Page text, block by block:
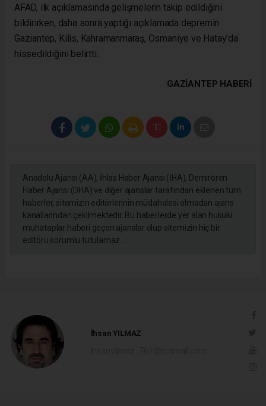
AFAD, ilk açıklamasında gelişmelerin takip edildiğini
bildirirken, daha sonra yaptığı açıklamada depremin
Gaziantep, Kilis, Kahramanmaraş, Osmaniye ve Hatay'da
hissedildiğini belirtti.
GAZIANTEP HABERİ
Anadolu Ajansı (AA), İhlas Haber Ajansı (İHA), Demirören
Haber Ajansı (DHA) ve diğer ajanslar tarafından eklenen tüm
haberler, sitemizin editörlerinin müdahalesi olmadan ajans
kanallarından çekilmektedir. Bu haberlerde yer alan hukuki
muhataplar haberi geçen ajanslar olup sitemizin hiç bir
editörü sorumlu tutulamaz...
İhsan YILMAZ